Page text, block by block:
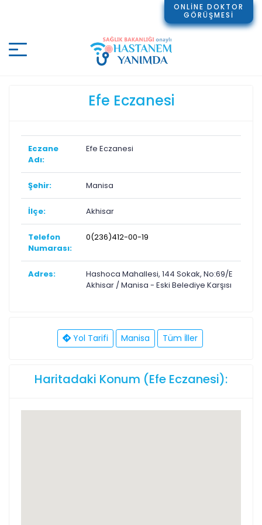
Efe Eczanesi
Eczane
Adı:
Efe Eczanesi
Şehir: Manisa
İlçe: Akhisar
Telefon
Numarası:
0(236)412-00-19
Adres:
Hashoca Mahallesi, 144 Sokak, No:69/E
Akhisar / Manisa - Eski Belediye Karşısı
Yol Tarifi Manisa Tüm İller
Haritadaki Konum (Efe Eczanesi):
ONLİNE DOKTOR
GÖRÜŞMESİ